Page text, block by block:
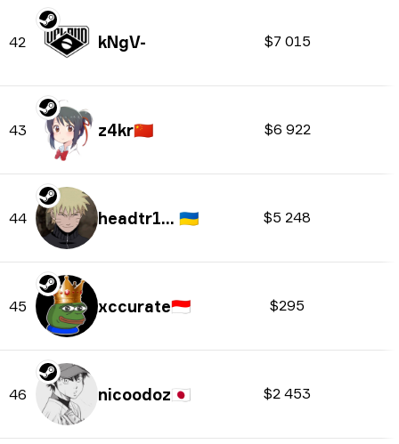
42 kNgV- $7 015
43 z4kr🇨🇳 $6 922
44 headtr1ck 🇺🇦 $5 248
45 xccurate🇮🇩 $295
46 nicoodoz🇯🇵 $2 453